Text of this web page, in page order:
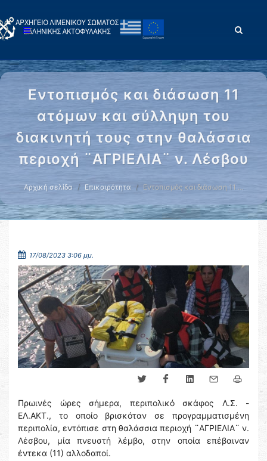
Εντοπισμός και διάσωση 11
ατόμων και σύλληψη του
διακινητή τους στην θαλάσσια
περιοχή ¨ΑΓΡΙΕΛΙΑ¨ ν. Λέσβου
Αρχική σελίδα Επικαιρότητα Εντοπισμός και διάσωση 11 …
17/08/2023 3:06 μμ.
Πρωινές ώρες σήμερα, περιπολικό σκάφος Λ.Σ. -
ΕΛ.ΑΚΤ., το οποίο βρισκόταν σε προγραμματισμένη
περιπολία, εντόπισε στη θαλάσσια περιοχή ¨ΑΓΡΙΕΛΙΑ¨ ν.
Λέσβου, μία πνευστή λέμβο, στην οποία επέβαιναν
έντεκα (11) αλλοδαποί.